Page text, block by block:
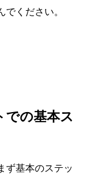
ください。
での基本ス
ず基本のステッ